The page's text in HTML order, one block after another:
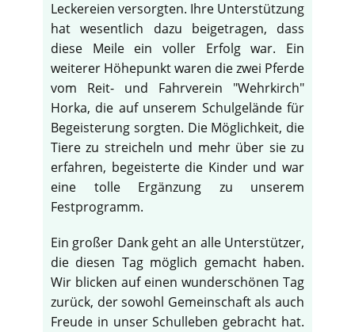
Leckereien versorgten. Ihre Unterstützung
hat wesentlich dazu beigetragen, dass
diese Meile ein voller Erfolg war. Ein
weiterer Höhepunkt waren die zwei Pferde
vom Reit- und Fahrverein "Wehrkirch"
Horka, die auf unserem Schulgelände für
Begeisterung sorgten. Die Möglichkeit, die
Tiere zu streicheln und mehr über sie zu
erfahren, begeisterte die Kinder und war
eine tolle Ergänzung zu unserem
Festprogramm.
Ein großer Dank geht an alle Unterstützer,
die diesen Tag möglich gemacht haben.
Wir blicken auf einen wunderschönen Tag
zurück, der sowohl Gemeinschaft als auch
Freude in unser Schulleben gebracht hat.